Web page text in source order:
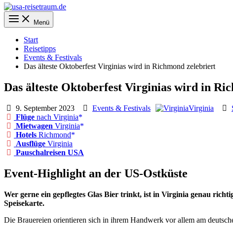
Menü
Start
Reisetipps
Events & Festivals
Das älteste Oktoberfest Virginias wird in Richmond zelebriert
Das älteste Oktoberfest Virginias wird in
9. September 2023 Events & Festivals Virginia
Flüge nach Virginia
Mietwagen Virginia
Hotels Richmond
Ausflüge Virginia
Pauschalreisen USA
Event-Highlight an der US-Ostküste
Wer gerne ein gepflegtes Glas Bier trinkt, ist in Virginia genau
Speisekarte.
Die Brauereien orientieren sich in ihrem Handwerk vor allem am